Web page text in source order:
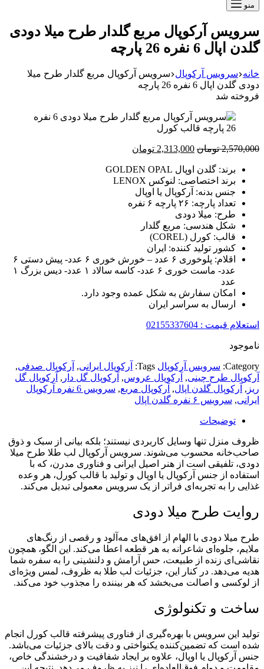
منو
سرویس آرکوپال مربع گلدار طرح میلا دودی
گلدن اپال 6 نفره 26 پارچه
خانه سرویس آرکوپال سرویس آرکوپال مربع گلدار طرح میلا
دودی گلدن اپال 6 نفره 26 پارچه
فروخته شد
2,570,000 تومان قیمت
2,570,000 تومان
بود.
2,313,000 تومان
است.
برند: گلدن اوپال GOLDEN OPAL
برند اختصاصی: لنوکس LENOX
جنس بدنه: آرکوپال یا اوپال
تعداد پارچه: ۲۶ پارچه ۶ نفره
طرح: میلا دودی
شکل هندسی: مربع گلدار
قالب: کورل (COREL)
کشور تولید کننده: ایران
اقلام: پلوخوری ۶ عدد – خورش خوری ۶ عدد- پیش دستی ۶
عدد- ماست خوری ۶ عدد- کاسه سالاد ۱ عدد- دیس بزرگ ۱
عدد
امکان سفارش به شکل عمده وجود دارد.
ارسال به سراسر ایران
استعلام قیمت : 02155337604
ناموجود
Category: سرویس آرکوپال Tags: آرکوپال ایرانی, آرکوپال صدفی,
آرکوپال طرح چینی, آرکوپال عروس, آرکوپال گل دار , آرکوپال گل
ریز , آرکوپال گلدن اپال, آرکوپال مربع,
سرویس 6 نفره آرکوپال
ایرانی, سرویس ۶ نفره گلدن اپال
توضیحات
ظروف منزل تنها وسایل کاربردی نیستند؛ بلکه بیانی از سبک و ذوق
صاحب‌خانه محسوب می‌شوند. سرویس آرکوپال لب طلا طرح میلا
دودی، تلفیقی است از هنر اصیل ایرانی و فناوری مدرن، که با
استفاده از جنس آرکوپال یا اوپال و تولید با قالب کورل، هر وعده
غذایی را به تجربه‌ای فراتر از یک سرویس معمولی تبدیل می‌کند.
روایت طرح میلا دودی
طرح میلا دودی با الهام از افق‌های مه‌آلود و رقصی از رنگ‌های
ملایم، جلوه‌ای شاعرانه به هر قطعه اعطا می‌کند. این الگو، همچون
نقاشی‌ای زنده از طبیعت، حس آرامش و دلنشینی را به سفره شما
هدیه می‌دهد. در کنار این، جزئیات لب طلا به ظروف، لمس ویژه‌ای
از لوکسی و اصالت می‌بخشد که هر بیننده را مجذوب خود می‌کند.
ساخت و تکنولوژی
تولید این سرویس با بهره‌گیری از فناوری پیشرفته قالب کورل انجام
شده است که تضمین‌کننده یکنواختی و دقت بالای جزئیات می‌باشد.
جنس آرکوپال یا اوپال، علاوه بر ایجاد شفافیت و درخشندگی خاص،